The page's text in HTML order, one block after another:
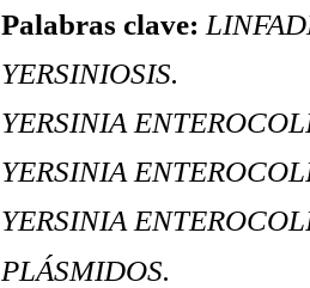
Palabras clave:
YERSINIOSIS.
YERSINIA
YERSINIA
YERSINIA
PLÁSMIDOS.